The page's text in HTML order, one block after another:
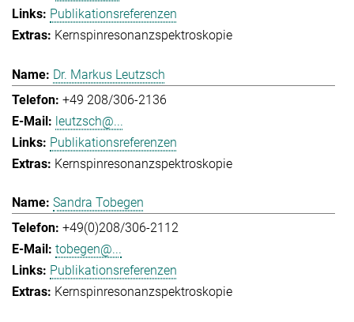
Publikationsreferenzen
Kernspinresonanzspektroskopie
Dr. Markus Leutzsch
+49 208/306-2136
leutzsch@...
Publikationsreferenzen
Kernspinresonanzspektroskopie
Sandra Tobegen
+49(0)208/306-2112
tobegen@...
Publikationsreferenzen
Kernspinresonanzspektroskopie